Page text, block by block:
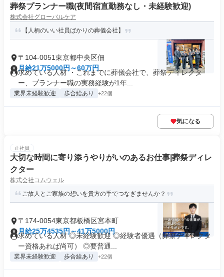
葬祭プランナー職(夜間宿直勤務なし・未経験歓迎)
株式会社グローバルケア
【人柄のいい社員ばかりの葬儀会社】
〒104-0051東京都中央区佃
月給21万5000円～60万円
求めている人材 ・これまでに葬儀会社で、葬祭ディレクタ
ー、プランナー職の実務経験が1年...
業界未経験歓迎 歩合給あり +22個
気になる
正社員
大切な時間に寄り添うやりがいのあるお仕事|葬祭ディレ
クター
株式会社コムウェル
ご故人とご家族の想いを貴方の手でつなぎませんか？
〒174-0054東京都板橋区宮本町
月給25万4535円～41万5000円
求めている人材 ◎未経験歓迎 ◎経験者優遇（葬祭ディレクタ
ー資格あれば尚可） ◎要普通...
業界未経験歓迎 歩合給あり +22個